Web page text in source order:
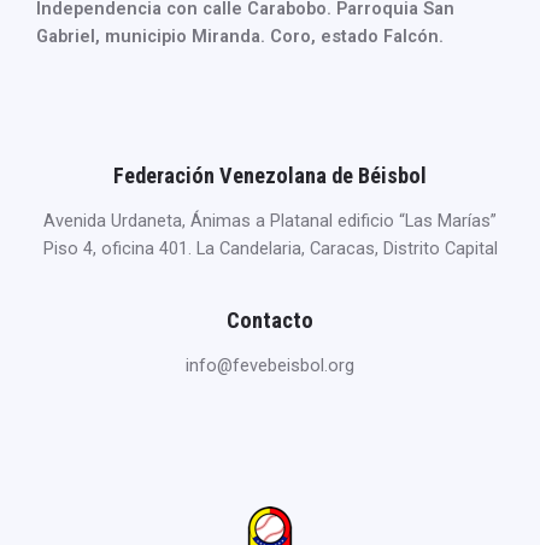
Independencia con calle Carabobo. Parroquia San
Gabriel, municipio Miranda. Coro, estado Falcón.
Federación Venezolana de Béisbol
Avenida Urdaneta, Ánimas a Platanal edificio “Las Marías”
Piso 4, oficina 401. La Candelaria, Caracas, Distrito Capital
Contacto
info@fevebeisbol.org